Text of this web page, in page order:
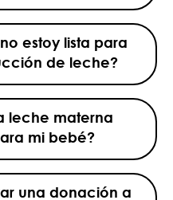
estoy lista para
de leche?
leche materna
mi bebé?
una donación a